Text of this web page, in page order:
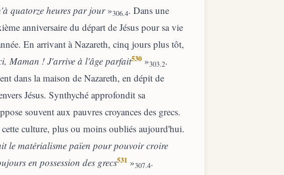
quatorze heures par jour»306.4. Dans une
anniversaire du départ de Jésus pour sa vie
En arrivant à Nazareth, cinq jours plus tôt,
Maman ! J'arrive à l'âge parfait530 »303.2.
dans la maison de Nazareth, en dépit de
Jésus. Synthyché approfondit sa
souvent aux pauvres croyances des grecs.
cette culture, plus ou moins oubliés aujourd'hui.
le matérialisme païen pour pouvoir croire
en possession des grecs531 »307.4.